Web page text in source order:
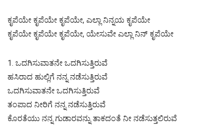
ಕೃಪೆಯೇ ಕೃಪೆಯೇ ಕೃಪೆಯೇ, ಎಲ್ಲಾ ನಿನ್ನಯ ಕೃಪೆಯೇ
ಕೃಪೆಯೇ ಕೃಪೆಯೇ ಕೃಪೆಯೇ, ಯೇಸುವೇ ಎಲ್ಲಾ ನಿನ್ ಕೃಪೆಯೇ
1. ಒದಗಿಸುವಾತನೇ ಒದಗಿಸುತ್ತಿರುವೆ
ಹಸಿರಾದ ಹುಲ್ಲಿಗೆ ನನ್ನ ನಡೆಸುತ್ತಿರುವೆ
ಒದಗಿಸುವಾತನೇ ಒದಗಿಸುತ್ತಿರುವೆ
ತಂಪಾದ ನೀರಿಗೆ ನನ್ನ ನಡೆಸುತ್ತಿರುವೆ
ಕೊರತೆಯು ನನ್ನ ಗುಡಾರವನ್ನು ತಾಕದಂತೆ ನೀ ನಡೆಸುತ್ತಲಿರುವೆ